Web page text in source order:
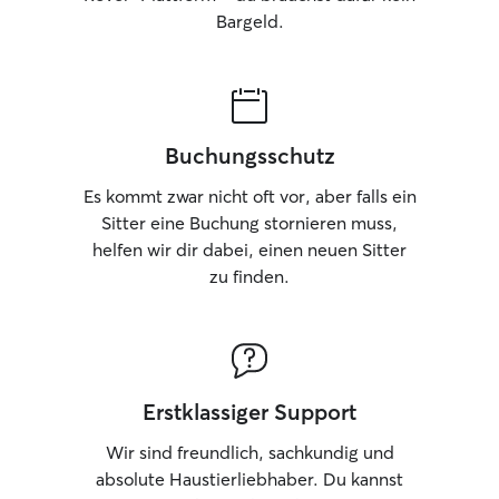
und habe direkten Zugang zu den
kann ich Hunde während ihres
Aufenthalts eng begleiten und individuell
Alltag integriert und erhalten
regelmäßige Bewegung, Beschäftigung
und ausreichend Ruhephasen.
Spaziergänge und Aktivitäten passe ich
an Alter, Gesundheitszustand und
Temperament des jeweiligen Hundes an.
Gebrauchshunden und bin den Umgang
mit unterschiedlichen Charakteren
respektvoller Umgang sowie klare
Strukturen sind mir dabei besonders
wichtig. Für die Betreuung stehen
bereits verschiedene
Bargeld.
Buchungsschutz
Es kommt zwar nicht oft vor, aber falls ein
Sitter eine Buchung stornieren muss,
helfen wir dir dabei, einen neuen Sitter
zu finden.
Erstklassiger Support
Wir sind freundlich, sachkundig und
absolute Haustierliebhaber. Du kannst